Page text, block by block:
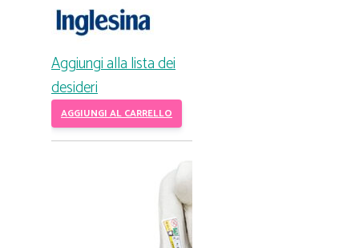
Aggiungi alla lista dei
desideri
AGGIUNGI AL CARRELLO